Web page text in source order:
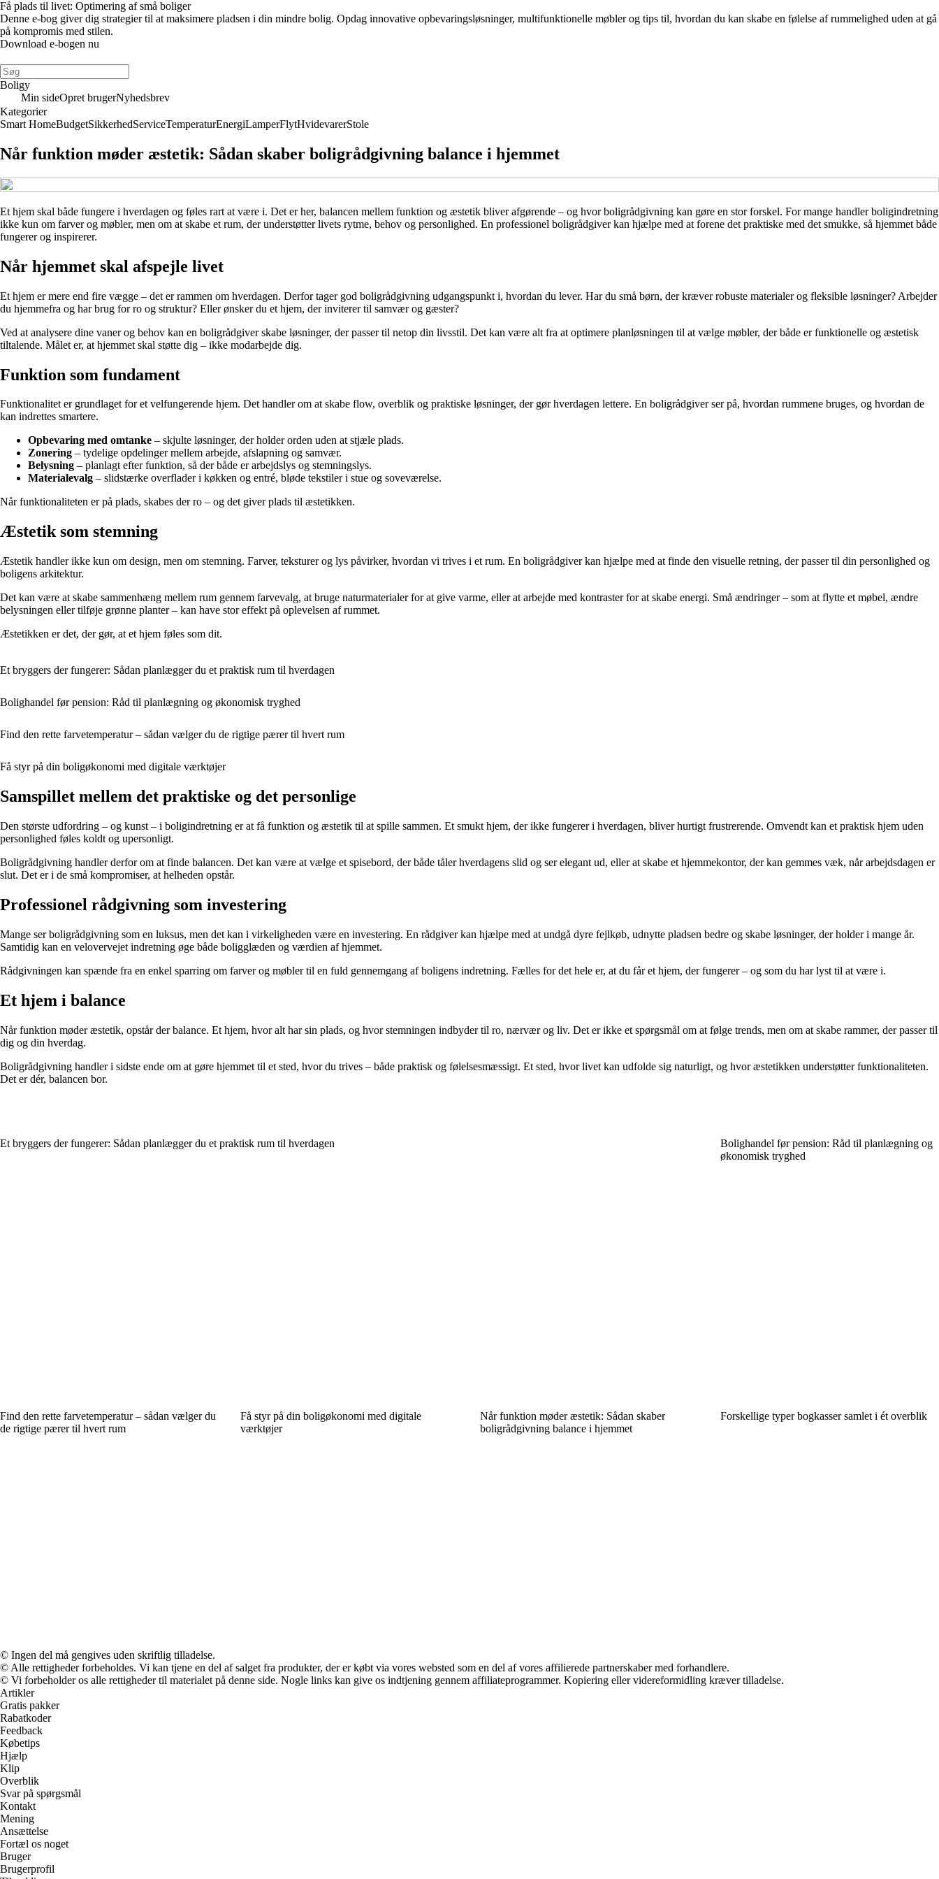
Få plads til livet: Optimering af små boliger
Denne e-bog giver dig strategier til at maksimere pladsen i din mindre bolig. Opdag innovative opbevaringsløsninger, multifunktionelle møbler og tips til, hvordan du kan skabe en følelse af rummelighed uden at gå
på kompromis med stilen.
Download e-bogen nu
Boligy
Min sideOpret brugerNyhedsbrev
Kategorier
Smart HomeBudgetSikkerhedServiceTemperaturEnergiLamperFlytHvidevarerStole
Når funktion møder æstetik: Sådan skaber boligrådgivning balance i hjemmet
Et hjem skal både fungere i hverdagen og føles rart at være i. Det er her, balancen mellem funktion og æstetik bliver afgørende – og hvor boligrådgivning kan gøre en stor forskel. For mange handler boligindretning
ikke kun om farver og møbler, men om at skabe et rum, der understøtter livets rytme, behov og personlighed. En professionel boligrådgiver kan hjælpe med at forene det praktiske med det smukke, så hjemmet både
fungerer og inspirerer.
Når hjemmet skal afspejle livet
Et hjem er mere end fire vægge – det er rammen om hverdagen. Derfor tager god boligrådgivning udgangspunkt i, hvordan du lever. Har du små børn, der kræver robuste materialer og fleksible løsninger? Arbejder
du hjemmefra og har brug for ro og struktur? Eller ønsker du et hjem, der inviterer til samvær og gæster?
Ved at analysere dine vaner og behov kan en boligrådgiver skabe løsninger, der passer til netop din livsstil. Det kan være alt fra at optimere planløsningen til at vælge møbler, der både er funktionelle og æstetisk
tiltalende. Målet er, at hjemmet skal støtte dig – ikke modarbejde dig.
Funktion som fundament
Funktionalitet er grundlaget for et velfungerende hjem. Det handler om at skabe flow, overblik og praktiske løsninger, der gør hverdagen lettere. En boligrådgiver ser på, hvordan rummene bruges, og hvordan de
kan indrettes smartere.
Opbevaring med omtanke – skjulte løsninger, der holder orden uden at stjæle plads.
Zonering – tydelige opdelinger mellem arbejde, afslapning og samvær.
Belysning – planlagt efter funktion, så der både er arbejdslys og stemningslys.
Materialevalg – slidstærke overflader i køkken og entré, bløde tekstiler i stue og soveværelse.
Når funktionaliteten er på plads, skabes der ro – og det giver plads til æstetikken.
Æstetik som stemning
Æstetik handler ikke kun om design, men om stemning. Farver, teksturer og lys påvirker, hvordan vi trives i et rum. En boligrådgiver kan hjælpe med at finde den visuelle retning, der passer til din personlighed og
boligens arkitektur.
Det kan være at skabe sammenhæng mellem rum gennem farvevalg, at bruge naturmaterialer for at give varme, eller at arbejde med kontraster for at skabe energi. Små ændringer – som at flytte et møbel, ændre
belysningen eller tilføje grønne planter – kan have stor effekt på oplevelsen af rummet.
Æstetikken er det, der gør, at et hjem føles som dit.
Et bryggers der fungerer: Sådan planlægger du et praktisk rum til hverdagen
Bolighandel før pension: Råd til planlægning og økonomisk tryghed
Find den rette farvetemperatur – sådan vælger du de rigtige pærer til hvert rum
Få styr på din boligøkonomi med digitale værktøjer
Samspillet mellem det praktiske og det personlige
Den største udfordring – og kunst – i boligindretning er at få funktion og æstetik til at spille sammen. Et smukt hjem, der ikke fungerer i hverdagen, bliver hurtigt frustrerende. Omvendt kan et praktisk hjem uden
personlighed føles koldt og upersonligt.
Boligrådgivning handler derfor om at finde balancen. Det kan være at vælge et spisebord, der både tåler hverdagens slid og ser elegant ud, eller at skabe et hjemmekontor, der kan gemmes væk, når arbejdsdagen er
slut. Det er i de små kompromiser, at helheden opstår.
Professionel rådgivning som investering
Mange ser boligrådgivning som en luksus, men det kan i virkeligheden være en investering. En rådgiver kan hjælpe med at undgå dyre fejlkøb, udnytte pladsen bedre og skabe løsninger, der holder i mange år.
Samtidig kan en velovervejet indretning øge både boligglæden og værdien af hjemmet.
Rådgivningen kan spænde fra en enkel sparring om farver og møbler til en fuld gennemgang af boligens indretning. Fælles for det hele er, at du får et hjem, der fungerer – og som du har lyst til at være i.
Et hjem i balance
Når funktion møder æstetik, opstår der balance. Et hjem, hvor alt har sin plads, og hvor stemningen indbyder til ro, nærvær og liv. Det er ikke et spørgsmål om at følge trends, men om at skabe rammer, der passer til
dig og din hverdag.
Boligrådgivning handler i sidste ende om at gøre hjemmet til et sted, hvor du trives – både praktisk og følelsesmæssigt. Et sted, hvor livet kan udfolde sig naturligt, og hvor æstetikken understøtter funktionaliteten.
Det er dér, balancen bor.
Et bryggers der fungerer: Sådan planlægger du et praktisk rum til hverdagen
Bolighandel før pension: Råd til planlægning og
økonomisk tryghed
Find den rette farvetemperatur – sådan vælger du
de rigtige pærer til hvert rum
Få styr på din boligøkonomi med digitale
værktøjer
Når funktion møder æstetik: Sådan skaber
boligrådgivning balance i hjemmet
Forskellige typer bogkasser samlet i ét overblik
© Ingen del må gengives uden skriftlig tilladelse.
© Alle rettigheder forbeholdes. Vi kan tjene en del af salget fra produkter, der er købt via vores websted som en del af vores affilierede partnerskaber med forhandlere.
© Vi forbeholder os alle rettigheder til materialet på denne side. Nogle links kan give os indtjening gennem affiliateprogrammer. Kopiering eller videreformidling kræver tilladelse.
Artikler
Gratis pakker
Rabatkoder
Feedback
Købetips
Hjælp
Klip
Overblik
Svar på spørgsmål
Kontakt
Mening
Ansættelse
Fortæl os noget
Bruger
Brugerprofil